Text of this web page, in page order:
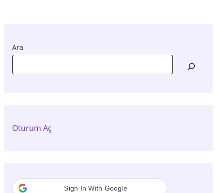
Ara
Oturum Aç
Sign In With Google